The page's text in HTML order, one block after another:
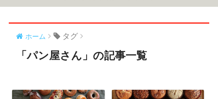
ホーム タグ
「パン屋さん」の記事一覧